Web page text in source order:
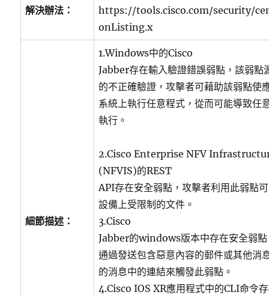
解決辦法：
https://tools.cisco.com/security/
onListing.x
細節描述：
1.Windows中的Cisco
Jabber存在輸入驗證錯誤弱點，該弱點
的不正確驗證，攻擊者可藉助該弱點使
系統上執行任意程式，從而可能導致任
執行。
2.Cisco Enterprise NFV
(NFVIS)的REST
API存在安全弱點，攻擊者利用此弱點
設備上受限制的文件。
3.Cisco
Jabber的windows版本中存在安全弱
通過發送包含惡意內容的郵件或其他消
的消息中的連結來觸發此弱點。
4.Cisco IOS XR應用程式中的CLI命令